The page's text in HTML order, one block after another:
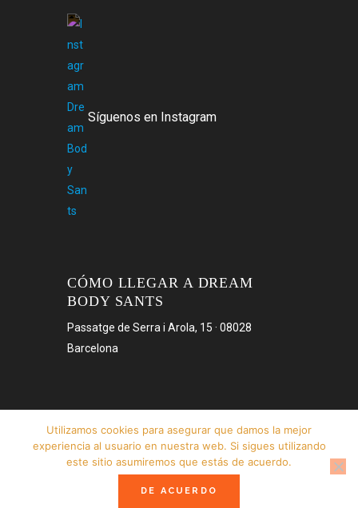
Síguenos en Instagram
CÓMO LLEGAR A DREAM
BODY SANTS
Passatge de Serra i Arola, 15 · 08028
Barcelona
Ver en Google Maps
¿Necesitas ayuda?
Utilizamos cookies para asegurar que damos la mejor
experiencia al usuario en nuestra web. Si sigues utilizando
este sitio asumiremos que estás de acuerdo.
DE ACUERDO